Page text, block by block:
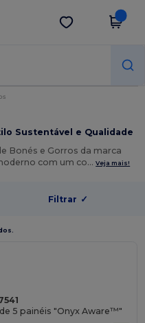
Obter app
Sustentável e Qualidade
Bonés e Gorros da marca
com um co…Veja mais!
Filtrar ✓
5 painéis "Onyx Aware™"